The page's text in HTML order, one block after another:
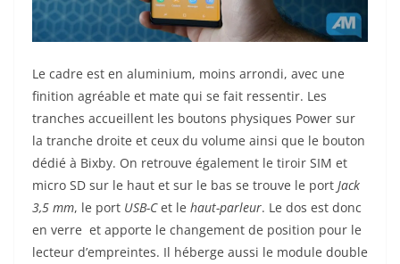
Le cadre est en aluminium, moins arrondi, avec une
finition agréable et mate qui se fait ressentir. Les
tranches accueillent les boutons physiques Power sur
la tranche droite et ceux du volume ainsi que le bouton
dédié à Bixby. On retrouve également le tiroir SIM et
micro SD sur le haut et sur le bas se trouve le port Jack
3,5 mm, le port USB-Cet le haut-parleur. Le dos est donc
en verre et apporte le changement de position pour le
lecteur d’empreintes. Il héberge aussi le module double